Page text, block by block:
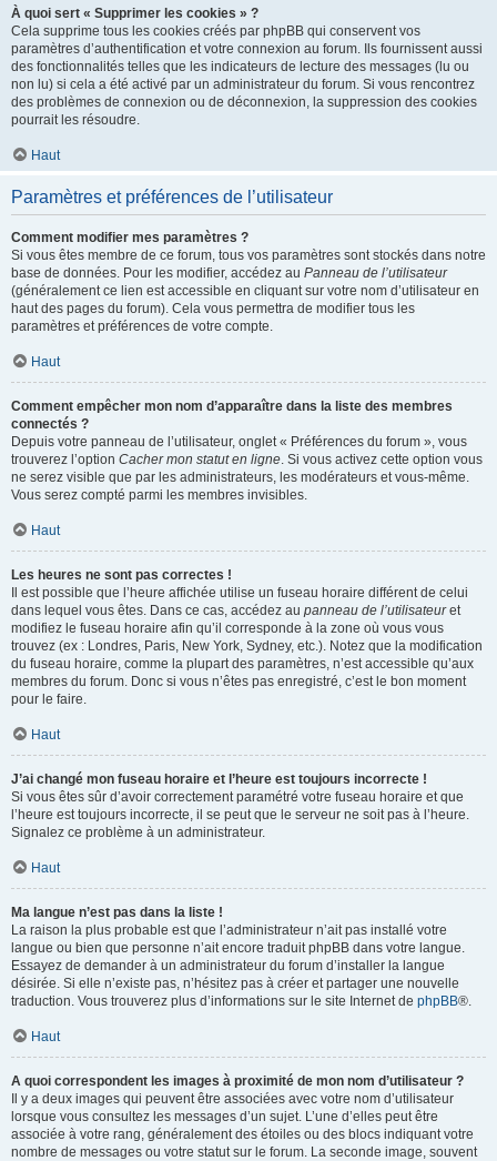
À quoi sert « Supprimer les cookies » ?
Cela supprime tous les cookies créés par phpBB qui conservent vos
paramètres d’authentification et votre connexion au forum. Ils fournissent aussi
des fonctionnalités telles que les indicateurs de lecture des messages (lu ou
non lu) si cela a été activé par un administrateur du forum. Si vous rencontrez
des problèmes de connexion ou de déconnexion, la suppression des cookies
pourrait les résoudre.
Haut
Paramètres et préférences de l’utilisateur
Comment modifier mes paramètres ?
Si vous êtes membre de ce forum, tous vos paramètres sont stockés dans notre
base de données. Pour les modifier, accédez au Panneau de l’utilisateur
(généralement ce lien est accessible en cliquant sur votre nom d’utilisateur en
haut des pages du forum). Cela vous permettra de modifier tous les
paramètres et préférences de votre compte.
Haut
Comment empêcher mon nom d’apparaître dans la liste des membres
connectés ?
Depuis votre panneau de l’utilisateur, onglet « Préférences du forum », vous
trouverez l’option Cacher mon statut en ligne. Si vous activez cette option vous
ne serez visible que par les administrateurs, les modérateurs et vous-même.
Vous serez compté parmi les membres invisibles.
Haut
Les heures ne sont pas correctes !
Il est possible que l’heure affichée utilise un fuseau horaire différent de celui
dans lequel vous êtes. Dans ce cas, accédez au panneau de l’utilisateuret
modifiez le fuseau horaire afin qu’il corresponde à la zone où vous vous
trouvez (ex : Londres, Paris, New York, Sydney, etc.). Notez que la modification
du fuseau horaire, comme la plupart des paramètres, n’est accessible qu’aux
membres du forum. Donc si vous n’êtes pas enregistré, c’est le bon moment
pour le faire.
Haut
J’ai changé mon fuseau horaire et l’heure est toujours incorrecte !
Si vous êtes sûr d’avoir correctement paramétré votre fuseau horaire et que
l’heure est toujours incorrecte, il se peut que le serveur ne soit pas à l’heure.
Signalez ce problème à un administrateur.
Haut
Ma langue n’est pas dans la liste !
La raison la plus probable est que l’administrateur n’ait pas installé votre
langue ou bien que personne n’ait encore traduit phpBB dans votre langue.
Essayez de demander à un administrateur du forum d’installer la langue
désirée. Si elle n’existe pas, n’hésitez pas à créer et partager une nouvelle
traduction. Vous trouverez plus d’informations sur le site Internet de phpBB®.
Haut
A quoi correspondent les images à proximité de mon nom d’utilisateur ?
Il y a deux images qui peuvent être associées avec votre nom d’utilisateur
lorsque vous consultez les messages d’un sujet. L’une d’elles peut être
associée à votre rang, généralement des étoiles ou des blocs indiquant votre
nombre de messages ou votre statut sur le forum. La seconde image, souvent